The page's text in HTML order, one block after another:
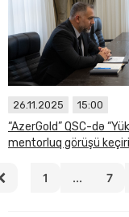
26.11.2025 15:00
“AzerGold” QSC-də
mentorluq görüşü
1 ... 7